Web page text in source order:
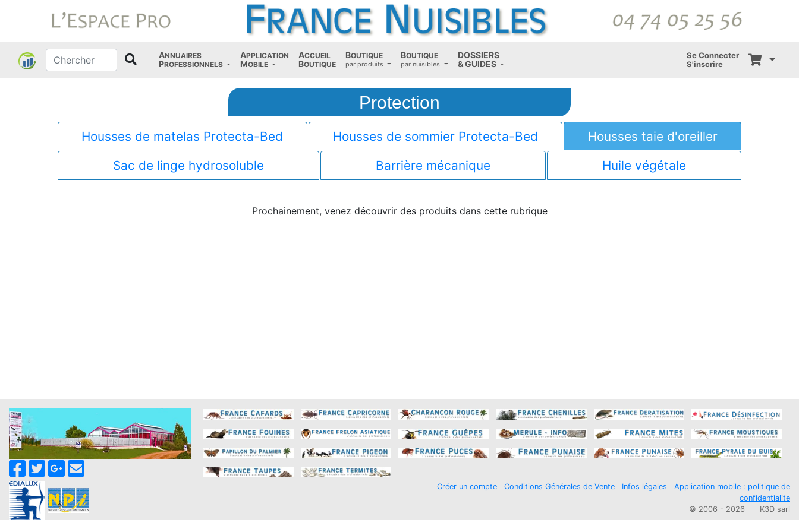
ANNUAIRES
PROFESSIONNELS
APPLICATION
MOBILE
ACCUEIL
BOUTIQUE(current)
BOUTIQUE
par produits
BOUTIQUE
par nuisibles
DOSSIERS
&GUIDES
Se Connecter
S'inscrire
Protection
Housses de matelas Protecta-Bed Housses de sommier Protecta-Bed
Housses taie d'oreiller
Sac de linge hydrosoluble
Barrière mécanique Huile végétale
Prochainement, venez découvrir des produits dans cette rubrique
Créer un compte Conditions Générales de Vente Infos légales
Application mobile : politique de
confidentialite
© 2006 - 2026
K3D sarl